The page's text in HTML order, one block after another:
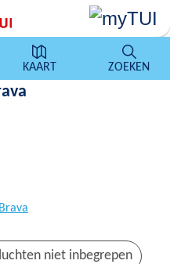
KAART ZOEKEN
niet inbegrepen